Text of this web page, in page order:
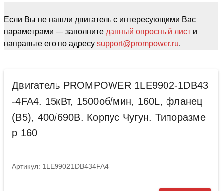
Если Вы не нашли двигатель с интересующими Вас
параметрами — заполните данный опросный лист и
направьте его по адресу support@prompower.ru.
Двигатель PROMPOWER 1LE9902-1DB43
-4FA4. 15кВт, 1500об/мин, 160L, фланец
(B5), 400/690В. Корпус Чугун. Типоразме
р 160
Артикул: 1LE99021DB434FA4